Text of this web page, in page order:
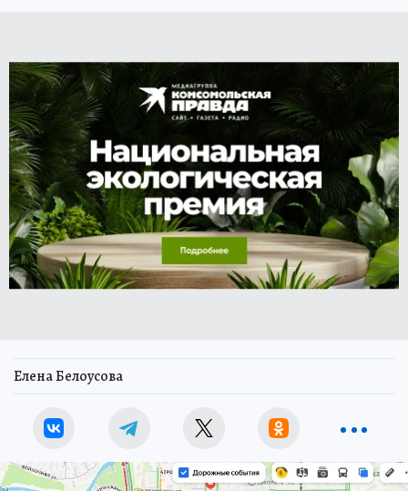
Елена Белоусова